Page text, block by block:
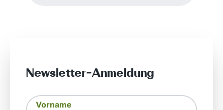
Newsletter-Anmeldung
Vorname
Vorname